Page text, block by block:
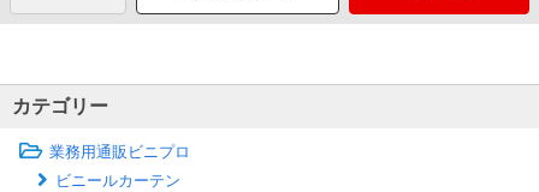
カテゴリー
業務用通販ビニプロ
ビニールカーテン